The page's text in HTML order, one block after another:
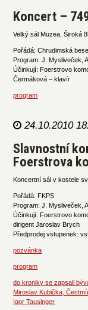
Koncert –
Velký sál Muzea, Široká
Pořádá: Chrudimská
Program: J. Mysliveček,
Účinkují: Foerstrovo
Čermáková – klavír
program
24.10.2010
Slavnostní
Foerstrova
Koncertní sál v kostele
Pořádá: FKPS
Program: J. Mysliveček,
Účinkují: Foerstrovo
dirigent Jaroslav Brych
Předprodej vstupenek:
pozvánka
program
do kroniky se zapsali
Miroslav Kubička,
Igor Tausinger